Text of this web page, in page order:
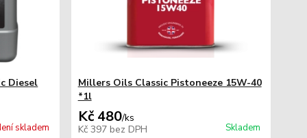
Diesel
skladem
Millers Oils Classic Pistoneeze 15W-40
*1l
Kč 480/ks
Kč 397 bez DPH Skladem